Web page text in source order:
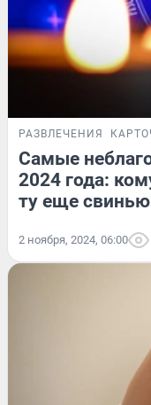
РАЗВЛЕЧЕНИЯ
Самые
2024 года:
ту еще свинью
2 ноября, 2024, 06:00